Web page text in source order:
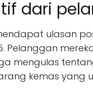
dari
ulasan
Pelanggan
mengulas
kemas yang